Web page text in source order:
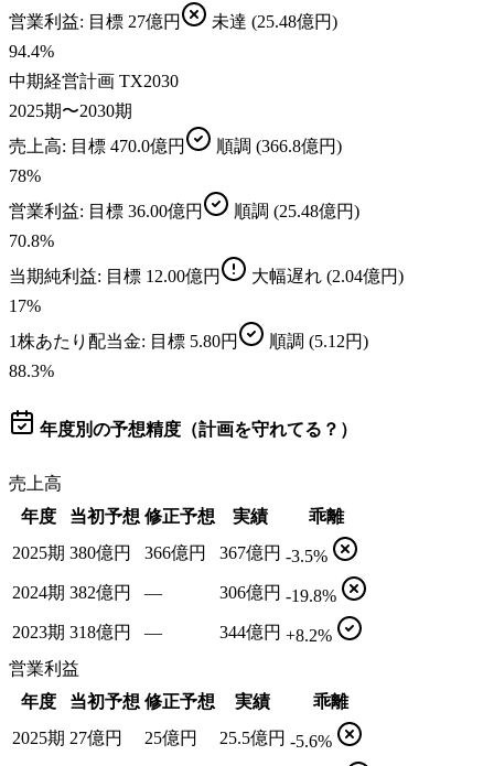
営業利益: 目標 27億円 未達 (25.48億円)
94.4%
中期経営計画 TX2030
2025期〜2030期
売上高: 目標 470.0億円 順調 (366.8億円)
78%
営業利益: 目標 36.00億円 順調 (25.48億円)
70.8%
当期純利益: 目標 12.00億円 大幅遅れ (2.04億円)
17%
1株あたり配当金: 目標 5.80円 順調 (5.12円)
88.3%
年度別の予想精度（計画を守れてる？）
売上高
年度
当初予想 修正予想 実績
乖離
2025期 380億円 366億円 367億円 -3.5%
2024期 382億円 — 306億円 -19.8%
2023期 318億円 — 344億円 +8.2%
営業利益
年度
当初予想 修正予想 実績
乖離
2025期 27億円 25億円 25.5億円 -5.6%